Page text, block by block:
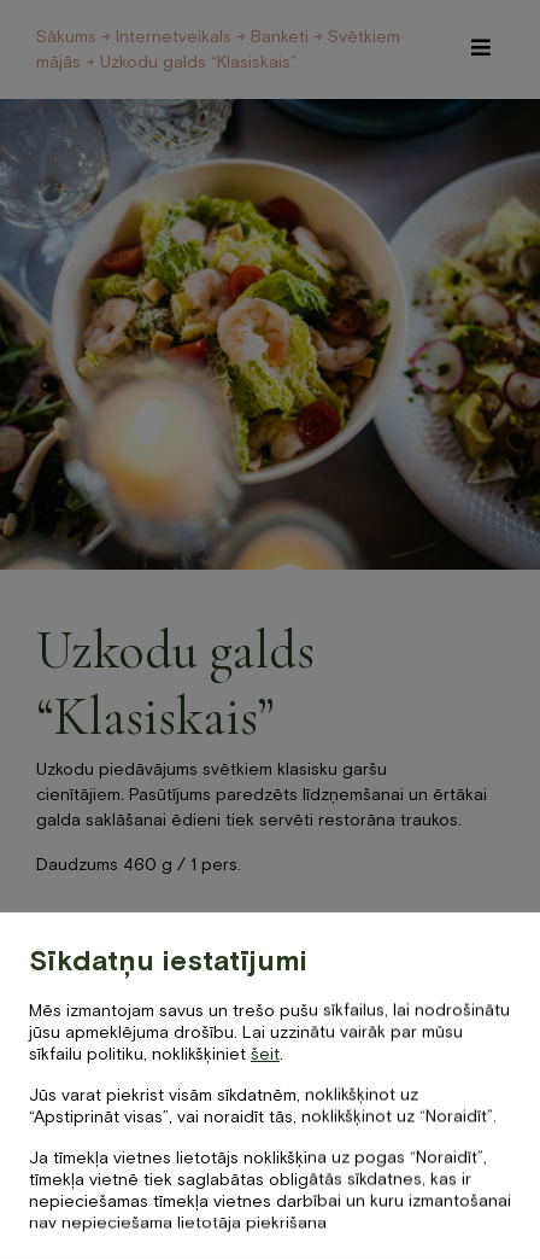
Īpašie piedāvājumi Internetveikals
Viesnīca
Restorāns un Café
Spa
Konferences
Veselības centrs
Jaunumi
Galerija
Par mums
Kontakti
info@baltvilla.lv
LV
EN
Sākums → Internetveikals → Banketi → Svētkiem
mājās → Uzkodu galds “Klasiskais”
Uzkodu galds
“Klasiskais”
Uzkodu piedāvājums svētkiem klasisku garšu
cienītājiem. Pasūtījums paredzēts līdzņemšanai un ērtākai
galda saklāšanai ēdieni tiek servēti restorāna traukos.
Daudzums 460 g / 1 pers.
25€
Uzkodu
galds
“Klasiskais”
PIEVIENOT GROZAM
Apraksts
Sīkdatņu iestatījumi
Mēs izmantojam savus un trešo pušu sīkfailus, lai nodrošinātu
jūsu apmeklējuma drošību. Lai uzzinātu vairāk par mūsu
sīkfailu politiku, noklikšķiniet šeit
Jūs varat piekrist visām sīkdatnēm, noklikšķinot uz
“Apstiprināt visas”, vai noraidīt tās, noklikšķinot uz “Noraidīt”.
Ja tīmekļa vietnes lietotājs noklikšķina uz pogas “Noraidīt”,
tīmekļa vietnē tiek saglabātas obligātās sīkdatnes, kas ir
nepieciešamas tīmekļa vietnes darbībai un kuru izmantošanai
nav nepieciešama lietotāja piekrišana